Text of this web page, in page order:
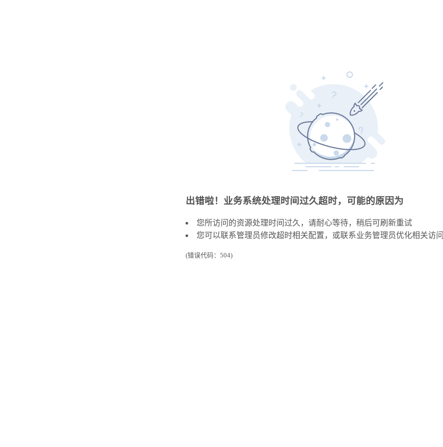
出错啦！业务系统处理时间过久超时，可能的原因为
您所访问的资源处理时间过久，请耐心等待，稍后可刷新重试
您可以联系管理员修改超时相关配置，或联系业务管理员优化相关访问
(错误代码：504)